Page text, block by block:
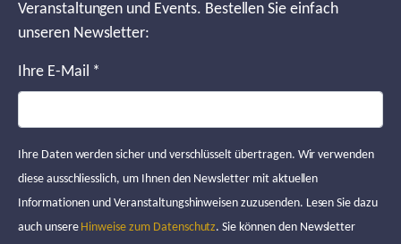
Veranstaltungen und Events. Bestellen Sie einfach
unseren Newsletter:
Ihre E-Mail *
Ihre Daten werden sicher und verschlüsselt übertragen. Wir verwenden
diese ausschliesslich, um Ihnen den Newsletter mit aktuellen
Informationen und Veranstaltungshinweisen zuzusenden. Lesen Sie dazu
auch unsere Hinweise zum Datenschutz. Sie können den Newsletter